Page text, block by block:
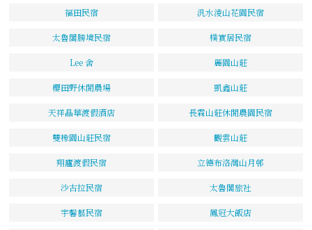
福田民宿 汎水淩山花園民宿
太魯閣勝境民宿 樸實居民宿
Lee 舍 麗園山莊
櫻田野休閒農場 凱鑫山莊
天祥晶華渡假酒店 長霖山莊休閒農園民宿
雙橡園山莊民宿 觀雲山莊
翔廬渡假民宿 立德布洛灣山月邨
沙古拉民宿 太魯閣旅社
宇馨藝民宿 鳳冠大飯店